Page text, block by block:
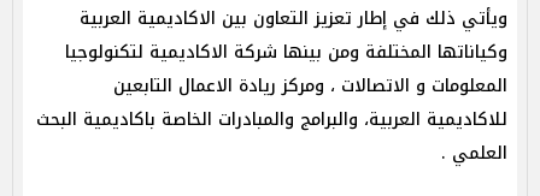
ويأتي ذلك في إطار تعزيز التعاون بين الاكاديمية العربية
وكياناتها المختلفة ومن بينها شركة الاكاديمية لتكنولوجيا
المعلومات و الاتصالات ، ومركز ريادة الاعمال التابعين
للاكاديمية العربية، والبرامج والمبادرات الخاصة باكاديمية البحث
العلمي .